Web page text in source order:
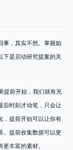
事，其实不然。掌握如
下是启动研究提案的关
提前开始，我们就有充
后时刻才动笔，只会让
，提前开始可以让你有
。提前收集数据可以更
丰富的素材。